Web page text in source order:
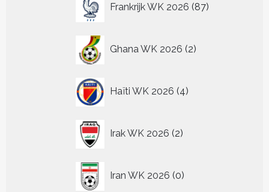
Frankrijk WK 2026 87
producten
Ghana WK 2026 2
producten
Haïti WK 2026 4
producten
Irak WK 2026 2
producten
Iran WK 2026 0
producten